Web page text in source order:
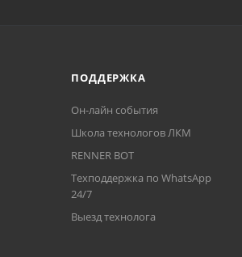
ПОДДЕРЖКА
Он-лайн события
Школа технологов ЛКМ
RENNER BOT
Техподдержка по WhatsApp
24/7
Выезд технолога